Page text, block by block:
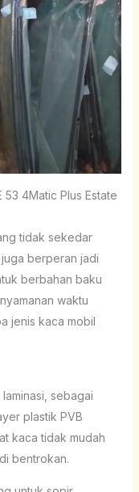
4Matic Plus Estate
tidak sekedar
berperan jadi
berbahan baku
waktu
jenis kaca mobil
sebagai
plastik PVB
kaca tidak mudah
bentrokan.